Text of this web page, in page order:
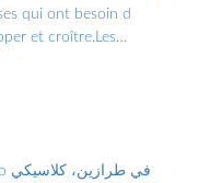
qui ont besoin d